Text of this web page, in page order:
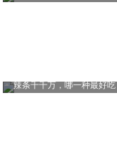
辣条千千万，哪一种最好吃